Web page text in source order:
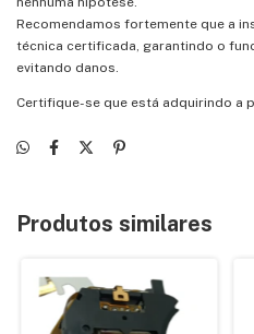
Recomendamos fortemente que a
técnica certificada, garantindo o
evitando danos.
Certifique-se que está adquirindo a
Produtos similares